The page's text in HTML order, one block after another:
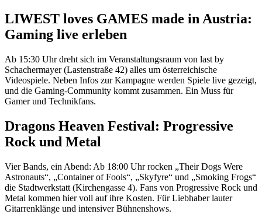
LIWEST loves GAMES made in Austria:
Gaming live erleben
Ab 15:30 Uhr dreht sich im Veranstaltungsraum von last by
Schachermayer (Lastenstraße 42) alles um österreichische
Videospiele. Neben Infos zur Kampagne werden Spiele live gezeigt,
und die Gaming-Community kommt zusammen. Ein Muss für
Gamer und Technikfans.
Dragons Heaven Festival: Progressive
Rock und Metal
Vier Bands, ein Abend: Ab 18:00 Uhr rocken „Their Dogs Were
Astronauts“, „Container of Fools“, „Skyfyre“ und „Smoking Frogs“
die Stadtwerkstatt (Kirchengasse 4). Fans von Progressive Rock und
Metal kommen hier voll auf ihre Kosten. Für Liebhaber lauter
Gitarrenklänge und intensiver Bühnenshows.